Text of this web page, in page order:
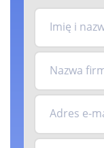
Imię i
Nazwa
Adres e-